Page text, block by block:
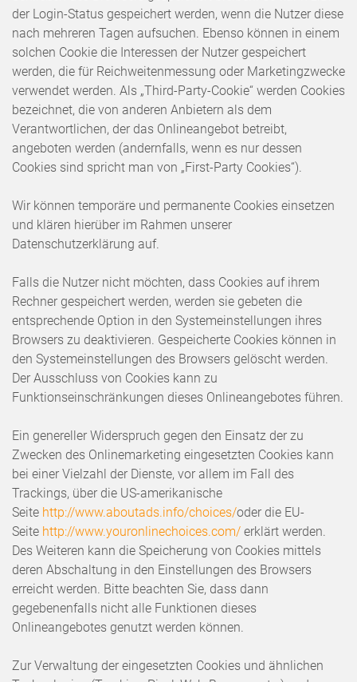
der Login-Status gespeichert werden, wenn die Nutzer diese
nach mehreren Tagen aufsuchen. Ebenso können in einem
solchen Cookie die Interessen der Nutzer gespeichert
werden, die für Reichweitenmessung oder Marketingzwecke
verwendet werden. Als „Third-Party-Cookie“ werden Cookies
bezeichnet, die von anderen Anbietern als dem
Verantwortlichen, der das Onlineangebot betreibt,
angeboten werden (andernfalls, wenn es nur dessen
Cookies sind spricht man von „First-Party Cookies“).
Wir können temporäre und permanente Cookies einsetzen
und klären hierüber im Rahmen unserer
Datenschutzerklärung auf.
Falls die Nutzer nicht möchten, dass Cookies auf ihrem
Rechner gespeichert werden, werden sie gebeten die
entsprechende Option in den Systemeinstellungen ihres
Browsers zu deaktivieren. Gespeicherte Cookies können in
den Systemeinstellungen des Browsers gelöscht werden.
Der Ausschluss von Cookies kann zu
Funktionseinschränkungen dieses Onlineangebotes führen.
Ein genereller Widerspruch gegen den Einsatz der zu
Zwecken des Onlinemarketing eingesetzten Cookies kann
bei einer Vielzahl der Dienste, vor allem im Fall des
Trackings, über die US-amerikanische
Seite http://www.aboutads.info/choices/oder die EU-
Seite http://www.youronlinechoices.com/ erklärt werden.
Des Weiteren kann die Speicherung von Cookies mittels
deren Abschaltung in den Einstellungen des Browsers
erreicht werden. Bitte beachten Sie, dass dann
gegebenenfalls nicht alle Funktionen dieses
Onlineangebotes genutzt werden können.
Zur Verwaltung der eingesetzten Cookies und ähnlichen